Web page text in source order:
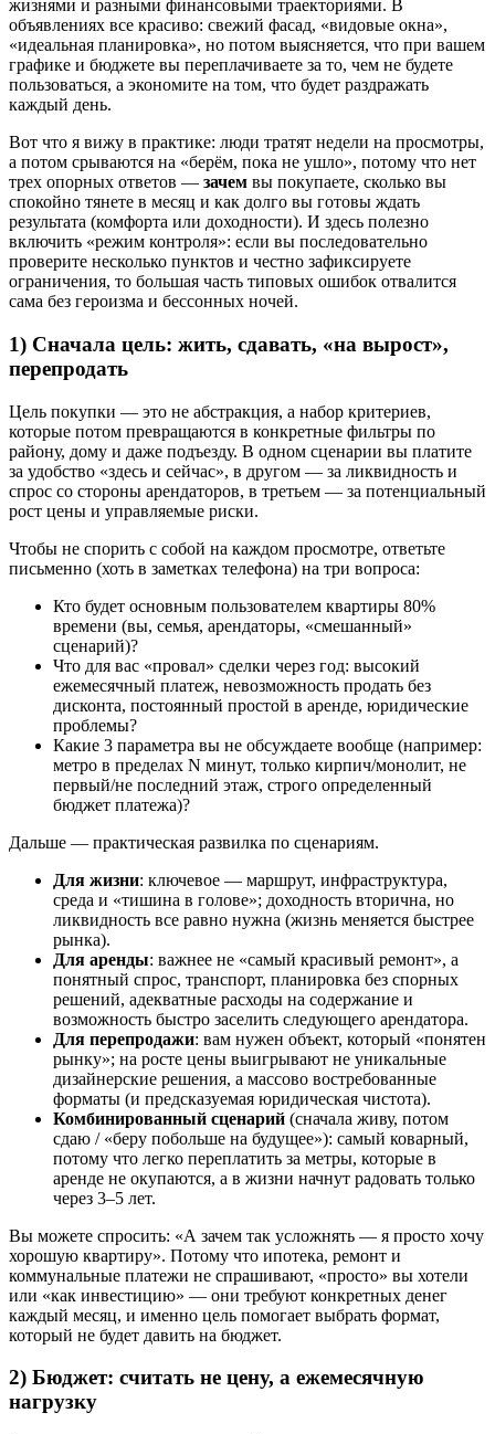
жизнями и разными финансовыми траекториями. В
объявлениях все красиво: свежий фасад, «видовые окна»,
«идеальная планировка», но потом выясняется, что при вашем
графике и бюджете вы переплачиваете за то, чем не будете
пользоваться, а экономите на том, что будет раздражать
каждый день.
Вот что я вижу в практике: люди тратят недели на просмотры,
а потом срываются на «берём, пока не ушло», потому что нет
трех опорных ответов — зачем вы покупаете, сколько вы
спокойно тянете в месяц и как долго вы готовы ждать
результата (комфорта или доходности). И здесь полезно
включить «режим контроля»: если вы последовательно
проверите несколько пунктов и честно зафиксируете
ограничения, то большая часть типовых ошибок отвалится
сама без героизма и бессонных ночей.
1) Сначала цель: жить, сдавать, «на вырост»,
перепродать
Цель покупки — это не абстракция, а набор критериев,
которые потом превращаются в конкретные фильтры по
району, дому и даже подъезду. В одном сценарии вы платите
за удобство «здесь и сейчас», в другом — за ликвидность и
спрос со стороны арендаторов, в третьем — за потенциальный
рост цены и управляемые риски.
Чтобы не спорить с собой на каждом просмотре, ответьте
письменно (хоть в заметках телефона) на три вопроса:
Кто будет основным пользователем квартиры 80%
времени (вы, семья, арендаторы, «смешанный»
сценарий)?
Что для вас «провал» сделки через год: высокий
ежемесячный платеж, невозможность продать без
дисконта, постоянный простой в аренде, юридические
проблемы?
Какие 3 параметра вы не обсуждаете вообще (например:
метро в пределах N минут, только кирпич/монолит, не
первый/не последний этаж, строго определенный
бюджет платежа)?
Дальше — практическая развилка по сценариям.
Для жизни: ключевое — маршрут, инфраструктура,
среда и «тишина в голове»; доходность вторична, но
ликвидность все равно нужна (жизнь меняется быстрее
рынка).
Для аренды: важнее не «самый красивый ремонт», а
понятный спрос, транспорт, планировка без спорных
решений, адекватные расходы на содержание и
возможность быстро заселить следующего арендатора.
Для перепродажи: вам нужен объект, который «понятен
рынку»; на росте цены выигрывают не уникальные
дизайнерские решения, а массово востребованные
форматы (и предсказуемая юридическая чистота).
Комбинированный сценарий (сначала живу, потом
сдаю / «беру побольше на будущее»): самый коварный,
потому что легко переплатить за метры, которые в
аренде не окупаются, а в жизни начнут радовать только
через 3–5 лет.
Вы можете спросить: «А зачем так усложнять — я просто хочу
хорошую квартиру». Потому что ипотека, ремонт и
коммунальные платежи не спрашивают, «просто» вы хотели
или «как инвестицию» — они требуют конкретных денег
каждый месяц, и именно цель помогает выбрать формат,
который не будет давить на бюджет.
2) Бюджет: считать не цену, а ежемесячную
нагрузку